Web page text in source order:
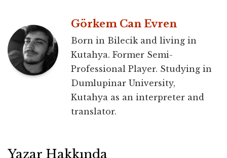
Görkem Can Evren
Born in Bilecik and living in
Kutahya. Former Semi-
Professional Player. Studying in
Dumlupinar University,
Kutahya as an interpreter and
translator.
Yazar Hakkında